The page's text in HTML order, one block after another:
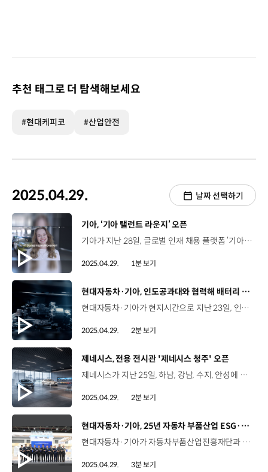
추천 태그로 더 탐색해보세요
#현대케피코 #산업안전
2025.04.29. 날짜 선택하기
[동영상]
기아, ‘기아 탤런트 라운지’ 오픈
기아가 지난 28일, 글로벌 인재 채용 플랫폼 ‘기아 탤런트 라운지’를 오픈했습니다. 기아 탤런트 라운지는 채용 공고와 업무 소개 중심이었던 기존 채용 사이트를 새단장해, 조직문화 활동과 구성원 성장 여정 등 차별화된 콘텐츠를 제공하는 홈페이지인데요, 글로벌 우수 인재 유치하고 구성원의 자부심 높이는 ‘채용 브랜딩’ 활동 일환으로 개설되었습니다. ‘기아 탤런트 라운지’에는 기아 구성원의 경험과 이야기, 조직문화, 경력개발 등의 사연이 소개되어 있어 구직자는 입사 전부터 기아에서의 삶을 경험할 수 있게 되었습니다. 기아는 앞으로도 글로벌 인재 유치와 구성원의 자부심 높이기 위해 혁신을 지속할 예정입니다.
2025.04.29. 1분 보기
[동영상]
현대자동차·기아, 인도공과대와 협력해 배터리 핵심 기술 개발
현대자동차·기아가 현지시간으로 지난 23일, 인도공과대학교(IIT) 3개 대학과 함께 ‘현대 혁신센터’ 공동 설립을 위한 계약을 체결했습니다. 현대자동차·기아는 작년 12월 IIT 델리, IIT 봄베이, IIT 마드라스 등 최상위 3개 대학과 업무협약(MOU)을 맺은데 이어, 이번 계약 체결로 인도 내 전동화 기술 특화 연구 거점인 현대 혁신센터를 본격 출범시켰습니다. 현대 혁신센터는 현대자동차·기아와 IIT의 교수진이 공동 운영하는 인도 내 전동화 기술 특화 연구 거점인데요, 현대자동차·기아는 현대 혁신센터에 올해부터 2년간 약 50억 원을 투자해 배터리·전동화 분야를 포함한 미래 모빌리티 기술에 대한 산학 연구를 추진할 계획입니다. 2025년 말까지 인도 전역 10개 대학 100여 명의 교수진이 참여하는 전문가 네트워크로 확장하며 현지 시장에 특화된 기술로 산학 협력 기반을 마련할 계획입니다.
2025.04.29. 2분 보기
[동영상]
제네시스, 전용 전시관 '제네시스 청주' 오픈
제네시스가 지난 25일, 하남, 강남, 수지, 안성에 이은 국내 다섯 번째 전용 전시관, ‘제네시스 청주’를 공식 개관했습니다. ‘제네시스 청주’는 제네시스의 전 라인업을 직접 보고 시승하는 것은 물론, 다양한 전시와 커뮤니티 프로그램을 체험할 수 있는 거점 공간인데요. 연면적 6,953㎡, 지상 6층, 지하 2층 구조로, 제네시스 전시관 중 최대 규모를 자랑합니다. 이영선 책임매니저 / 제네시스공간구축경험팀‘제니시스 청주’는 ‘교감으로 빚은 켜’라는 콘셉트로 고객들에게 다양한 커뮤니티 활동을 제공하기 위한 공간으로 구성되어 있습니다. ‘켜’라는 표현이 ‘겹겹이 쌓다’와 ‘켜다’의 의미를 동시에 가지고 있는데요. 제네시스 브랜드 철학을 이해하고 고객과 관계를 쌓아 나감으로써 ‘새로운 제네시스 브랜드 커뮤니티의 장을 열겠다’는 포부를 담고 있습니다. ‘제네시스 청주’에서는 총 10대의 차량 전시를 통해 제네시스의 전 차종을 만나볼 수 있고 내외장 색상 조합 등 다양한 체험 공간이 마련돼 특별한 경험을 선사합니다. 이와 함께 골프 등 라이프스타일 컬렉션과 제네시스 브랜드 스토리 등 다양한 전시를 진행하는 공간들도 구성되어 있습니다. 제네시스는 '제네시스 청주'를 일반적인 자동차 전시장을 넘어 다양한 문화적·사회적 활동이 펼쳐지는 복합 공간으로 운영할 계획입니다.
2025.04.29. 2분 보기
[동영상]
현대자동차·기아, 25년 자동차 부품산업 ESG·탄소중립 박람회
현대자동차·기아가 자동차부품산업진흥재단과 함께 '2025 자동차부품산업 ESG·탄소중립 박람회'를 개최했습니다. 지난 23일부터 25일까지 서울 양재동 aT센터에서 진행된 이번 박람회는 자동차부품산업의 ESG 및 탄소중립 목표 달성을 돕기 위해 국내 최초로 열렸는데요, 완성차, 그룹사, 정부, 공공기관이 공동으로 협력해 자동차 부품산업이 대내외 환경에 대응하고 지속가능 경영을 추진할 수 있는 여러 방안을 제시했습니다. 정준철 부사장 / 현대자동차·기아 제조부문이제 ESG 경영은 선택이 아닌 시대적 요구이자 기업의 생존과 성장을 좌우하는 핵심 과제입니다. // 이번 박람회를 계기로 공급망 전반에 지속가능한 경영이 정착되고 확산될 수 있도록 정부 및 유관 기관과 긴밀히 협력해 나가겠습니다. 현대자동차·기아는 에너지 효율을 높이는 인버터형 공기압축기와 저탄소 소재 등을 전시해, 1차·2차 부품 협력사, 원·부자재 협력사 등이 실제 산업 현장에 적용할 수 있는 실효성 있는 기술과 설비를 선보였는데요. ESG와 탄소중립 분야뿐 아니라 자동차부품산업의 경영 전반에 걸친 다양한 전략을 제공했습니다. 정희섭 상무 / 현대자동차·기아 상생협력실이번 박람회를 통해서 ESG 탄소 중립뿐만 아니라 산업안전, 보안 등 지속가능 경영 전반의 솔루션을 소개하여 저희 부품 협력사를 포함하여 국내 자동차 산업 전반의 지속가능 경영을 확산시킬 수 있을 것으로 기대하고 있습니다. 이외에도 1차·2차 부품 협력사 대표자와 경영층을 대상으로 온·오프라인 세미나를 실시해 지속가능 경영에 관한 관심을 높이고 추진 역량 강화를 도모했습니다. 김원일 대표이사 / 네오오토최근 몇 년간은 탄소 중립 실현을 위해 전사적인 에너지 전환, ESG 전략 수립에 힘써 왔습니다. // 박람회를 통해 타 협력사들에게 소개함으로써 자동차 부품 업계의 탄소 감축 및 ESG 경영에 도움이 되기를 바랍니다. 현대자동차·기아는 앞으로도 협력사와 함께 다양한 솔루션을 제시하며 자동차부품산업의 지속가능한 성장에 기여해 나갈 예정입니다.
2025.04.29. 3분 보기